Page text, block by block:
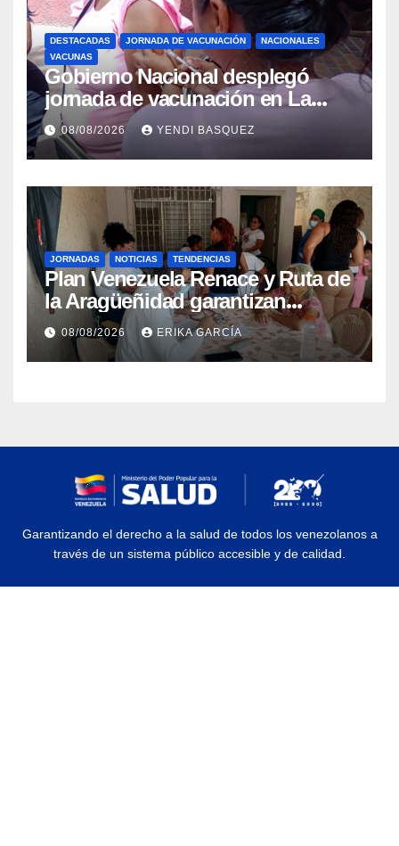
DESTACADAS JORNADA DE VACUNACIÓN
NACIONALES
VACUNAS
Gobierno Nacional desplegó
jornada de vacunación en La
Guaira para garantizar protección
epidemiológica
08/08/2026 YENDI BASQUEZ
JORNADAS NOTICIAS TENDENCIAS
Plan Venezuela Renace y Ruta de
la Aragüeñidad garantizan
atención médica integral en
Aragua
08/08/2026 ERIKA GARCÍA
Garantizando el derecho a la salud de todos los venezolanos a
través de un sistema público accesible y de calidad.